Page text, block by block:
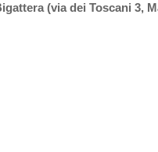
(via dei Toscani 3,